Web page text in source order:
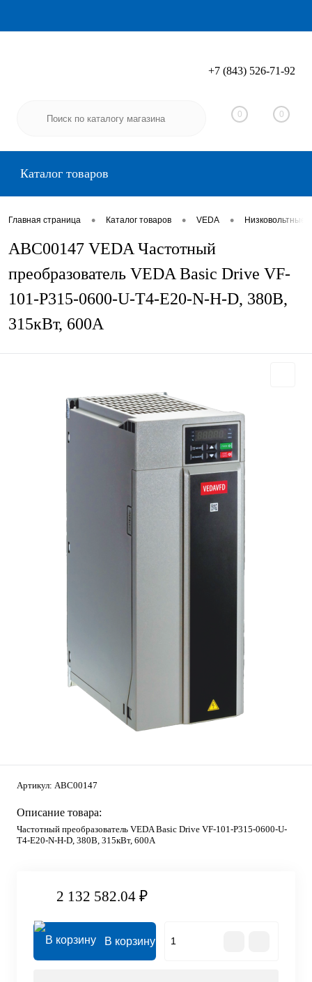
Вход Регистрация
+7 (843) 526-71-92
0 0
Каталог товаров
Главная страница • Каталог товаров • VEDA •
ABC00147 VEDA Частотный
преобразователь VEDA Basic Drive VF-
101-P315-0600-U-T4-E20-N-H-D, 380В,
315кВт, 600А
Артикул: ABC00147
Описание товара:
Частотный преобразователь VEDA Basic Drive VF-101-P315-0600-U-
T4-E20-N-H-D, 380В, 315кВт, 600А
2 132 582.04 ₽
В корзину